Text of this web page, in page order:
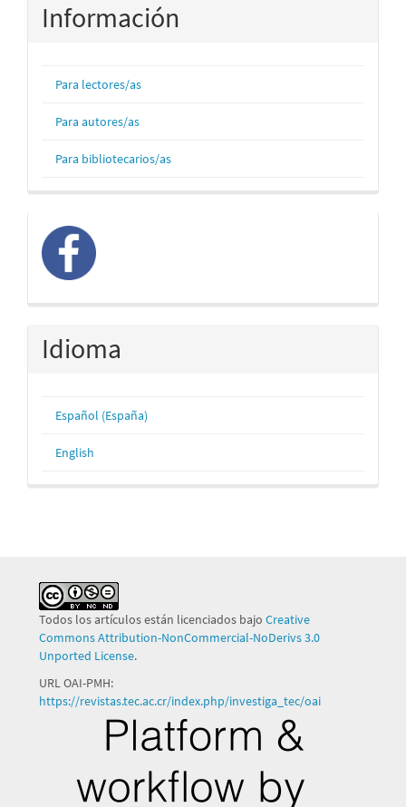
Información
Para lectores/as
Para autores/as
Para bibliotecarios/as
facebook
Idioma
Español (España)
English
Todos los artículos están licenciados bajo Creative
Commons Attribution-NonCommercial-NoDerivs 3.0
Unported License.
URL OAI-PMH:
https://revistas.tec.ac.cr/index.php/investiga_tec/oai